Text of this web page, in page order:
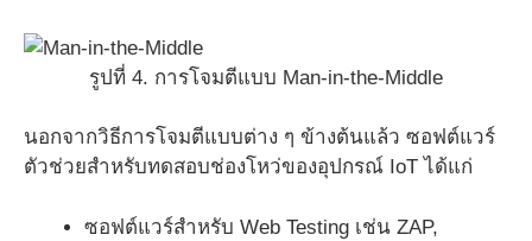
รูปที่ 4. การโจมตีแบบ Man-in-the-Middle
นอกจากวิธีการโจมตีแบบต่าง ๆ ข้างต้นแล้ว ซอฟต์แวร์
ตัวช่วยสำหรับทดสอบช่องโหว่ของอุปกรณ์ IoT ได้แก่
ซอฟต์แวร์สำหรับ Web Testing เช่น ZAP,